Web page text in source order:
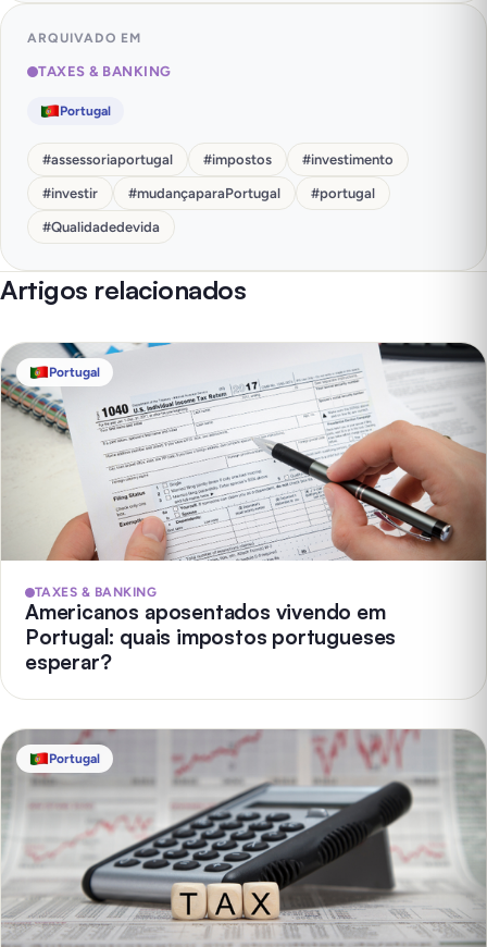
ARQUIVADO EM
TAXES & BANKING
Portugal
#assessoriaportugal #impostos #investimento
#investir #mudançaparaPortugal #portugal
#Qualidadedevida
Artigos relacionados
Portugal
TAXES & BANKING
Americanos aposentados vivendo em
Portugal: quais impostos portugueses
esperar?
Portugal